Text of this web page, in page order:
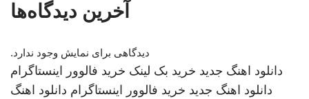
آخرین دیدگاه‌ها
دیدگاهی برای نمایش وجود ندارد.
دانلود اهنگ جدید خرید بک لینک خرید فالوور اینستاگرام
دانلود اهنگ جدید خرید فالوور اینستاگرام دانلود اهنگ